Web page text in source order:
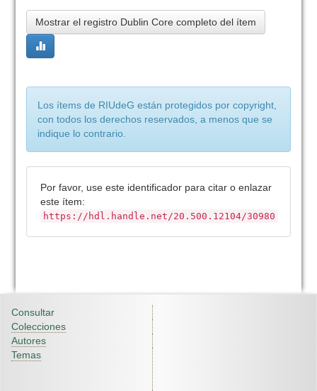
Mostrar el registro Dublin Core completo del ítem
Los ítems de RIUdeG están protegidos por copyright,
con todos los derechos reservados, a menos que se
indique lo contrario.
Por favor, use este identificador para citar o enlazar
este ítem:
https://hdl.handle.net/20.500.12104/30980
Consultar
Colecciones
Autores
Temas